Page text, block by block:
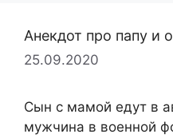
Анекдот про папу и
25.09.2020
Сын с мамой едут в
мужчина в военной